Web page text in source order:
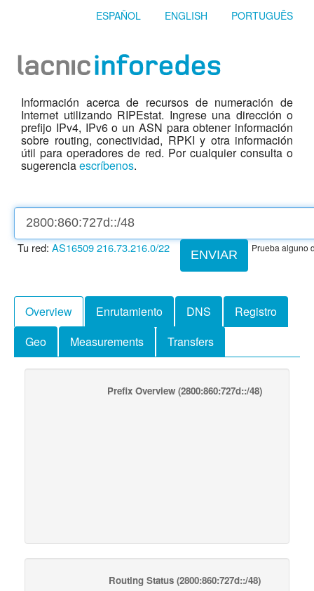
ESPAÑOL ENGLISH PORTUGUÊS
Información acerca de recursos de numeración de
Internet utilizando RIPEstat. Ingrese una dirección o
prefijo IPv4, IPv6 o un ASN para obtener información
sobre routing, conectividad, RPKI y otra información
útil para operadores de red. Por cualquier consulta o
sugerenciaescríbenos.
ENVIAR
Tu red: AS16509216.73.216.0/22 Prueba alguno
Overview Enrutamiento DNS
Registro
Geo
Measurements Transfers
Prefix Overview (2800:860:727d::/48)
Routing Status (2800:860:727d::/48)